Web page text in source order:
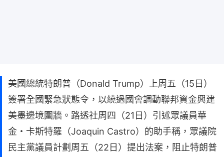
美國總統特朗普（Donald Trump）上周五（15日）
簽署全國緊急狀態令，以繞過國會調動聯邦資金興建
美墨邊境圍牆。路透社周四（21日）引述眾議員華
金・卡斯特羅（Joaquin Castro）的助手稱，眾議院
民主黨議員計劃周五（22日）提出法案，阻止特朗普